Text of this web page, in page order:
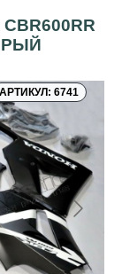
АРТИКУЛ: 6741